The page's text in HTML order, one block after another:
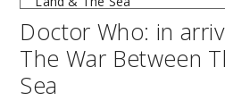
Doctor Who: in
The War Between
Sea